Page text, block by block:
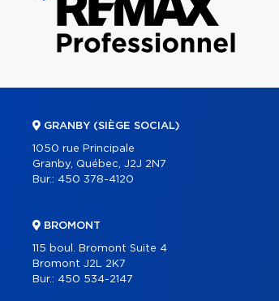
GRANBY (SIÈGE SOCIAL)
1050 rue Principale
Granby, Québec, J2J 2N7
Bur.: 450 378-4120
BROMONT
115 boul. Bromont Suite 4
Bromont J2L 2K7
Bur.: 450 534-2147